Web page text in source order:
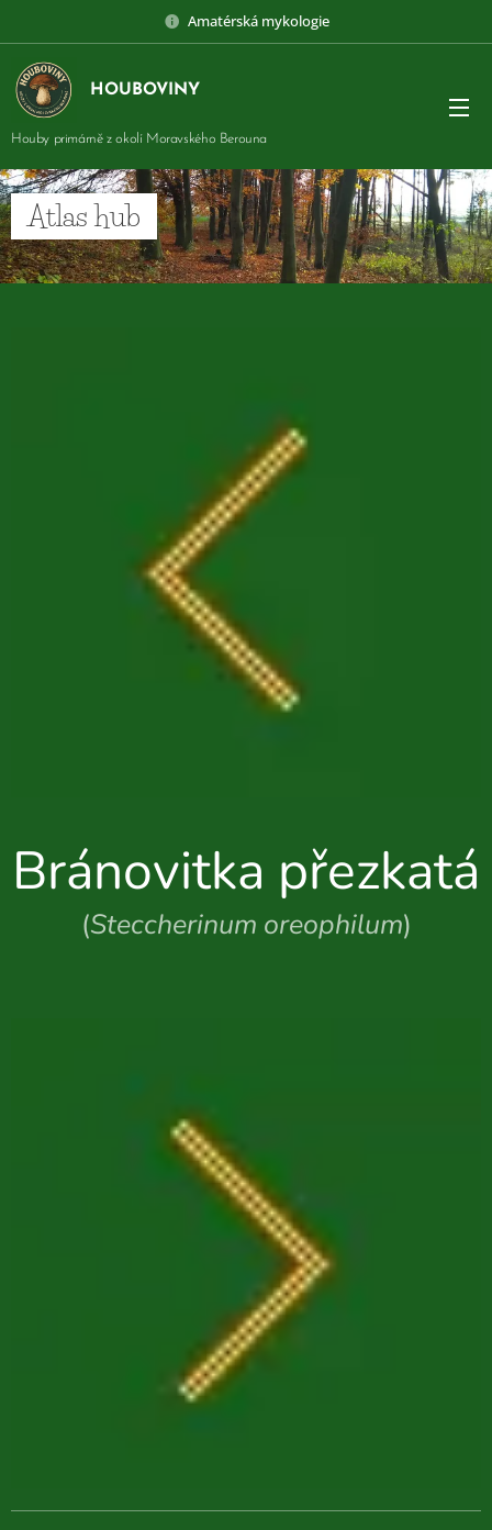
Amatérská mykologie
HOUBOVINY
Houby primárně z okolí Moravského Berouna
Atlas hub
Bránovitka přezkatá
(Steccherinum oreophilum)